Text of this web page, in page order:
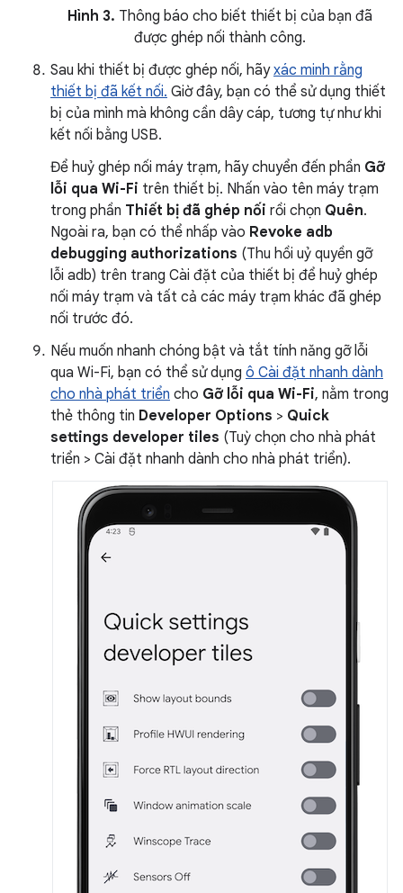
Hình 3. Thông báo cho biết thiết bị của bạn đã
được ghép nối thành công.
Sau khi thiết bị được ghép nối, hãyxác minh rằng
thiết bị đã kết nối. Giờ đây, bạn có thể sử dụng thiết
bị của mình mà không cần dây cáp, tương tự như khi
kết nối bằng USB.
Để huỷ ghép nối máy trạm, hãy chuyển đến phần Gỡ
lỗi qua Wi-Fi trên thiết bị. Nhấn vào tên máy trạm
trong phần Thiết bị đã ghép nối rồi chọn Quên.
Ngoài ra, bạn có thể nhấp vào Revoke adb
debugging authorizations (Thu hồi uỷ quyền gỡ
lỗi adb) trên trang Cài đặt của thiết bị để huỷ ghép
nối máy trạm và tất cả các máy trạm khác đã ghép
nối trước đó.
Nếu muốn nhanh chóng bật và tắt tính năng gỡ lỗi
qua Wi-Fi, bạn có thể sử dụng ô Cài đặt nhanh dành
cho nhà phát triển cho Gỡ lỗi qua Wi-Fi, nằm trong
thẻ thông tin Developer Options > Quick
settings developer tiles (Tuỳ chọn cho nhà phát
triển > Cài đặt nhanh dành cho nhà phát triển).